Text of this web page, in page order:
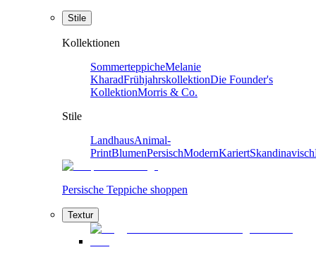
Stile
Kollektionen
SommerteppicheMelanie
KharadFrühjahrskollektionDie Founder's
KollektionMorris & Co.
Stile
LandhausAnimal-
PrintBlumenPersischModernKariertSkandinavisch
Persische Teppiche shoppen
Textur